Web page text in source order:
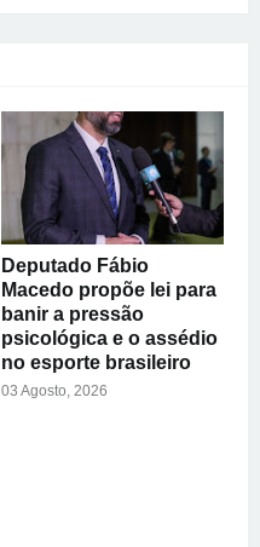
Deputado Fábio
Macedo propõe lei para
banir a pressão
psicológica e o assédio
no esporte brasileiro
03 Agosto, 2026